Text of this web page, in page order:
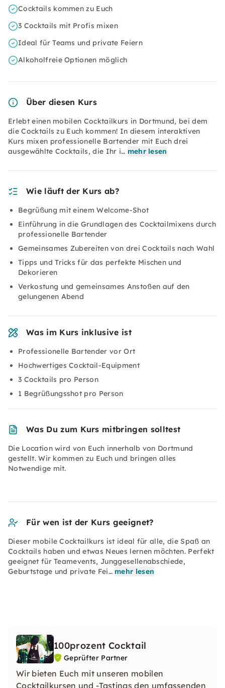
Cocktails kommen zu Euch
3 Cocktails mit Profis mixen
Ideal für Teams und private Feiern
Alkoholfreie Optionen möglich
Über diesen Kurs
Erlebt einen mobilen Cocktailkurs in Dortmund, bei dem
die Cocktails zu Euch kommen! In diesem interaktiven
Kurs mixen professionelle Bartender mit Euch drei
ausgewählte Cocktails, die Ihr i… mehr lesen
Wie läuft der Kurs ab?
Begrüßung mit einem Welcome-Shot
Einführung in die Grundlagen des Cocktailmixens durch
professionelle Bartender
Gemeinsames Zubereiten von drei Cocktails nach Wahl
Tipps und Tricks für das perfekte Mischen und
Dekorieren
Verkostung und gemeinsames Anstoßen auf den
gelungenen Abend
Was im Kurs inklusive ist
Professionelle Bartender vor Ort
Hochwertiges Cocktail-Equipment
3 Cocktails pro Person
1 Begrüßungsshot pro Person
Was Du zum Kurs mitbringen solltest
Die Location wird von Euch innerhalb von Dortmund
gestellt. Wir kommen zu Euch und bringen alles
Notwendige mit.
Für wen ist der Kurs geeignet?
Dieser mobile Cocktailkurs ist ideal für alle, die Spaß an
Cocktails haben und etwas Neues lernen möchten. Perfekt
geeignet für Teamevents, Junggesellenabschiede,
Geburtstage und private Fei… mehr lesen
100prozent Cocktail
Geprüfter Partner
Wir bieten Euch mit unseren mobilen
Cocktailkursen und -Tastings den umfassenden